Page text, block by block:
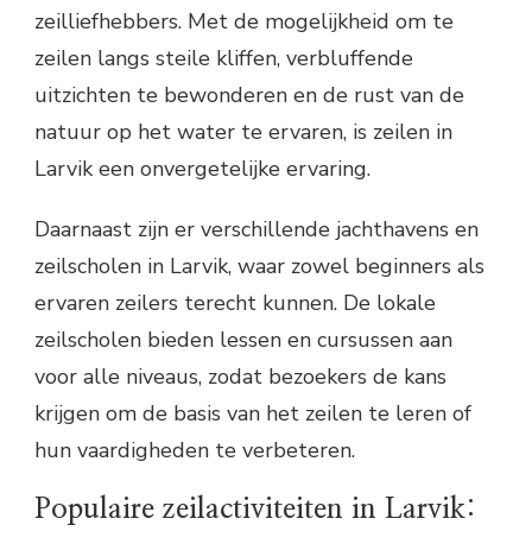
zeilliefhebbers. Met de mogelijkheid om te
zeilen langs steile kliffen, verbluffende
uitzichten te bewonderen en de rust van de
natuur op het water te ervaren, is zeilen in
Larvik een onvergetelijke ervaring.
Daarnaast zijn er verschillende jachthavens en
zeilscholen in Larvik, waar zowel beginners als
ervaren zeilers terecht kunnen. De lokale
zeilscholen bieden lessen en cursussen aan
voor alle niveaus, zodat bezoekers de kans
krijgen om de basis van het zeilen te leren of
hun vaardigheden te verbeteren.
Populaire zeilactiviteiten in Larvik: